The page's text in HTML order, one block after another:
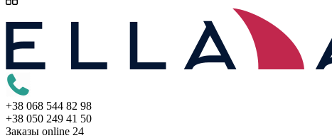
+38 068 544 82 98
+38 050 249 41 50
Заказы оnline 24